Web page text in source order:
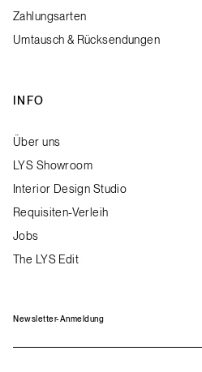
Zahlungsarten
Umtausch & Rücksendungen
INFO
Über uns
LYS Showroom
Interior Design Studio
Requisiten-Verleih
Jobs
The LYS Edit
Newsletter-Anmeldung